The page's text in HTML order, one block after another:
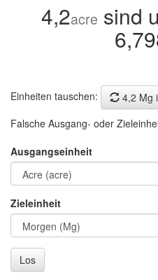
4,2acre sind
Einheiten tauschen:
4,2 Mg
Falsche Ausgang- oder
Ausgangseinheit
Zieleinheit
Los